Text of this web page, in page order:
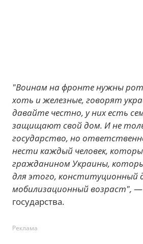
"Воинам на фронте нужны
хоть и железные, говорят
давайте честно, у них есть
защищают свой дом. И не
государство, но
нести каждый человек,
гражданином Украины,
для этого, конституционный
мобилизационный возраст", —
государства.
Реклама